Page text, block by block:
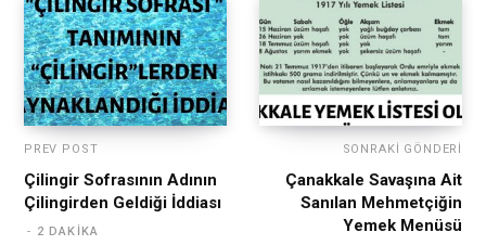
PREV POST
Çilingir Sofrasının Adının
Çilingirden Geldiği İddiası
2 DAKIKA
SONRAKI GÖNDERI
Çanakkale Savaşına Ait
Sanılan Mehmetçiğin
Yemek Menüsü